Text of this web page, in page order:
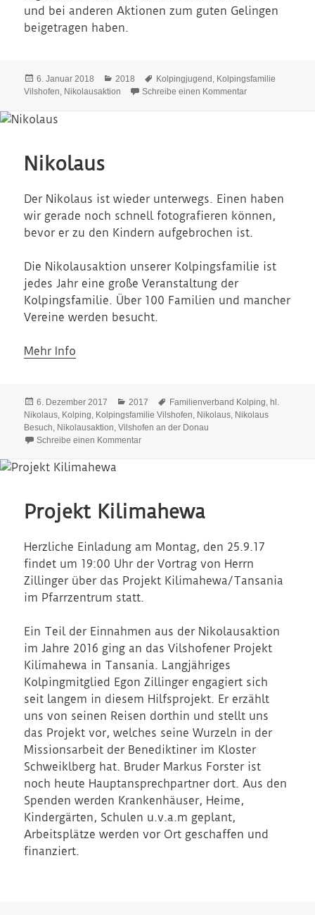
und bei anderen Aktionen zum guten Gelingen
beigetragen haben.
Veröffentlicht
am
6. Januar 2018 Kategorien
2018 Schlagwörter
Kolpingjugend , Kolpingsfamilie
Vilshofen, Nikolausaktion Schreibe einen Kommentarzu Nikolaus
Nikolaus
Der Nikolaus ist wieder unterwegs. Einen haben
wir gerade noch schnell fotografieren können,
bevor er zu den Kindern aufgebrochen ist.
Die Nikolausaktion unserer Kolpingsfamilie ist
jedes Jahr eine große Veranstaltung der
Kolpingsfamilie. Über 100 Familien und mancher
Vereine werden besucht.
Mehr Info
Veröffentlicht
am
6. Dezember 2017 Kategorien
2017 Schlagwörter
Familienverband Kolping, hl.
Nikolaus, Kolping, Kolpingsfamilie Vilshofen, Nikolaus, Nikolaus
Besuch, Nikolausaktion,Vilshofen an der Donau
Schreibe einen Kommentarzu Nikolaus
Projekt Kilimahewa
Herzliche Einladung am Montag, den 25.9.17
findet um 19:00 Uhr der Vortrag von Herrn
Zillinger über das Projekt Kilimahewa/Tansania
im Pfarrzentrum statt.
Ein Teil der Einnahmen aus der Nikolausaktion
im Jahre 2016 ging an das Vilshofener Projekt
Kilimahewa in Tansania. Langjähriges
Kolpingmitglied Egon Zillinger engagiert sich
seit langem in diesem Hilfsprojekt. Er erzählt
uns von seinen Reisen dorthin und stellt uns
das Projekt vor, welches seine Wurzeln in der
Missionsarbeit der Benediktiner im Kloster
Schweiklberg hat. Bruder Markus Forster ist
noch heute Hauptansprechpartner dort. Aus den
Spenden werden Krankenhäuser, Heime,
Kindergärten, Schulen u.v.a.m geplant,
Arbeitsplätze werden vor Ort geschaffen und
finanziert.